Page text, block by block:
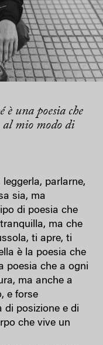
è una poesia che
al mio modo di
parlarne,
sia, ma
di poesia che
ma che
ti apre, ti
è la poesia che
poesia che a ogni
ma anche a
e forse
posizione e di
che vive un